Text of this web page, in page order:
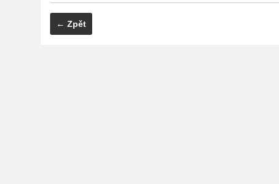
← Zpět